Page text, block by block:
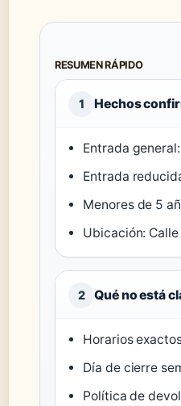
RESUMEN RÁPIDO
1 Hechos
Entrada general:
Entrada
Menores de 5
Ubicación:
2 Qué no está
Horarios
Día de cierre
Política de